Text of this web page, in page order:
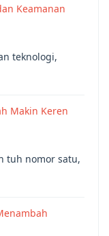
Keamanan
teknologi,
Makin Keren
tuh nomor satu,